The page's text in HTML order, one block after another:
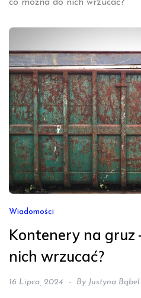
co można do nich wrzucać?
Wiadomości
Kontenery na gruz
nich wrzucać?
16 Lipca, 2024 By Justyna Bąbel